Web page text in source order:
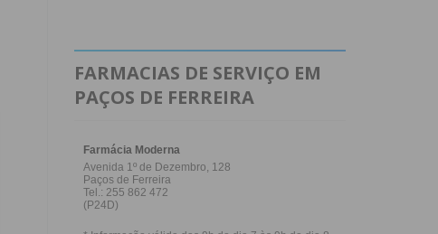
FARMACIAS DE SERVIÇO EM
PAÇOS DE FERREIRA